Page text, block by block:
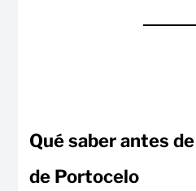
Qué saber antes
de Portocelo